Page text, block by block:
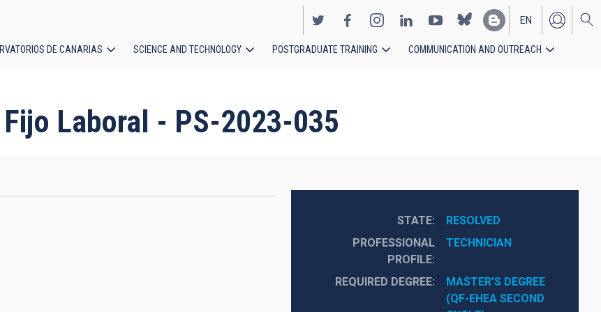
EN
ES
DE CANARIAS SCIENCE AND TECHNOLOGY POSTGRADUATE TRAINING COMMUNICATION AND OUTREACH
Laboral - PS-2023-035
STATE
RESOLVED
PROFESSIONAL
PROFILE
TECHNICIAN
REQUIRED DEGREE
MASTER'S DEGREE
(QF-EHEA SECOND